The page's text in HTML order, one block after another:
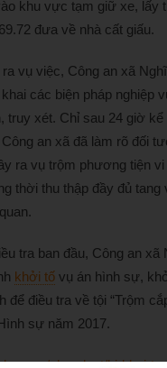
khu vực tạm giữ xe, lấy
đưa về nhà cất giấu.
vụ việc, Công an xã
các biện pháp nghiệp
truy xét. Chỉ sau 24 giờ
an xã đã làm rõ đối
ra vụ trộm phương tiện vi
thời thu thập đầy đủ tang
tra ban đầu, Công an xã
khởi tố vụ án hình sự,
để điều tra về tội “Trộm
sự năm 2017.
phap-luat/bi-khoi-